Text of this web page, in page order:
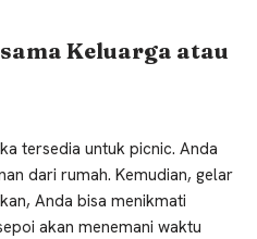
Keluarga atau
tersedia untuk picnic. Anda
dari rumah. Kemudian, gelar
Anda bisa menikmati
akan menemani waktu